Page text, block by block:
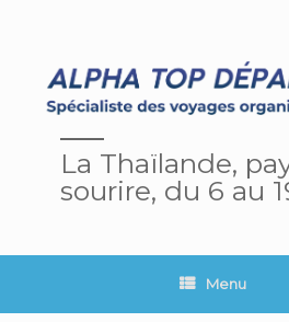
La Thaïlande,
sourire, du 6 au
Menu